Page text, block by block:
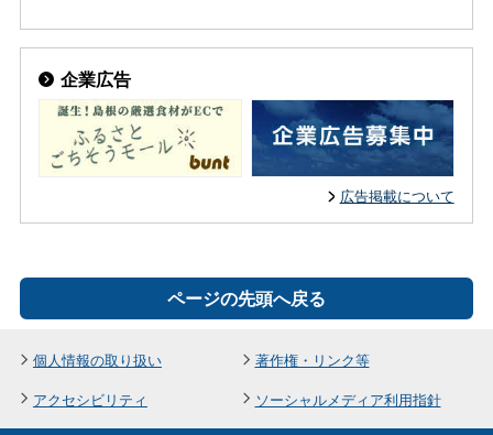
企業広告
広告掲載について
ページの先頭へ戻る
個人情報の取り扱い
著作権・リンク等
アクセシビリティ
ソーシャルメディア利用指針